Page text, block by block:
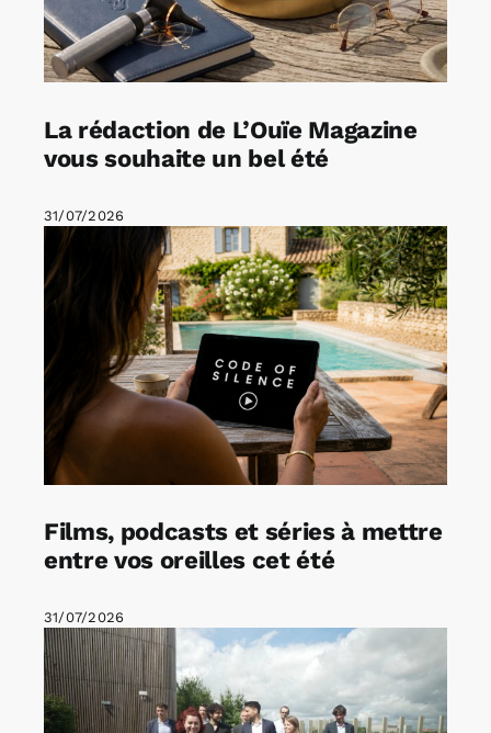
La rédaction de L’Ouïe Magazine
vous souhaite un bel été
31/07/2026
Films, podcasts et séries à mettre
entre vos oreilles cet été
31/07/2026